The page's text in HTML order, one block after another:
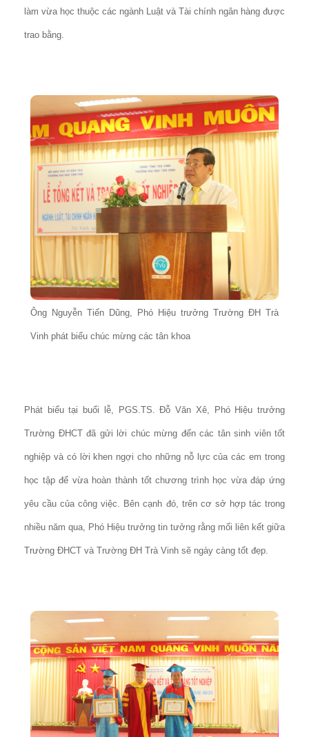
làm vừa học thuộc các ngành Luật và Tài chính ngân hàng được
trao bằng.
Ông Nguyễn Tiến Dũng, Phó Hiệu trưởng Trường ĐH Trà
Vinh phát biểu chúc mừng các tân khoa
Phát biểu tại buổi lễ, PGS.TS. Đỗ Văn Xê, Phó Hiệu trưởng
Trường ĐHCT đã gửi lời chúc mừng đến các tân sinh viên tốt
nghiệp và có lời khen ngợi cho những nỗ lực của các em trong
học tập để vừa hoàn thành tốt chương trình học vừa đáp ứng
yêu cầu của công việc. Bên cạnh đó, trên cơ sở hợp tác trong
nhiều năm qua, Phó Hiệu trưởng tin tưởng rằng mối liên kết giữa
Trường ĐHCT và Trường ĐH Trà Vinh sẽ ngày càng tốt đẹp.